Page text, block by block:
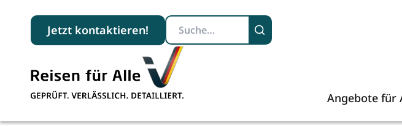
Angebote für
Jetzt kontaktieren!
Suchbegriff